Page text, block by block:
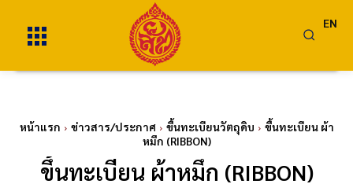
EN
หน้าแรก ข่าวสาร/ประกาศ ขึ้นทะเบียนวัตถุดิบ
ขึ้นทะเบียน ผ้า
หมึก (RIBBON)
ขึ้นทะเบียน ผ้าหมึก (RIBBON)